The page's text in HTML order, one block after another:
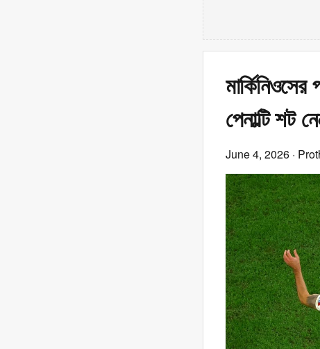
পেনাল্টি শট
June 4, 2026 ·